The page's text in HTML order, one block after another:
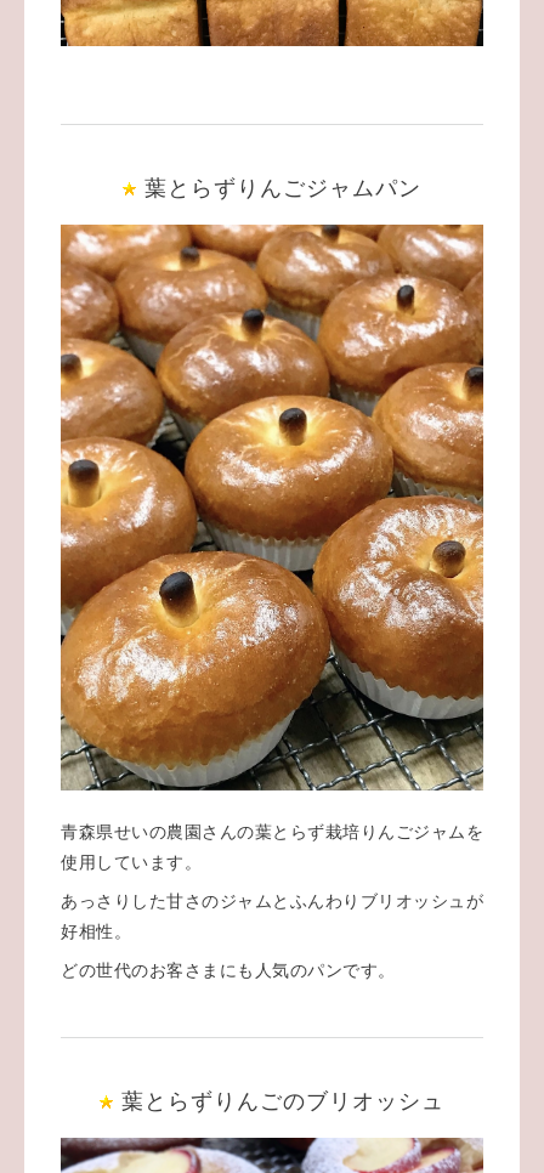
葉とらずりんごジャムパン
青森県せいの農園さんの葉とらず栽培りんごジャムを
使用しています。
あっさりした甘さのジャムとふんわりブリオッシュが
好相性。
どの世代のお客さまにも人気のパンです。
葉とらずりんごのブリオッシュ